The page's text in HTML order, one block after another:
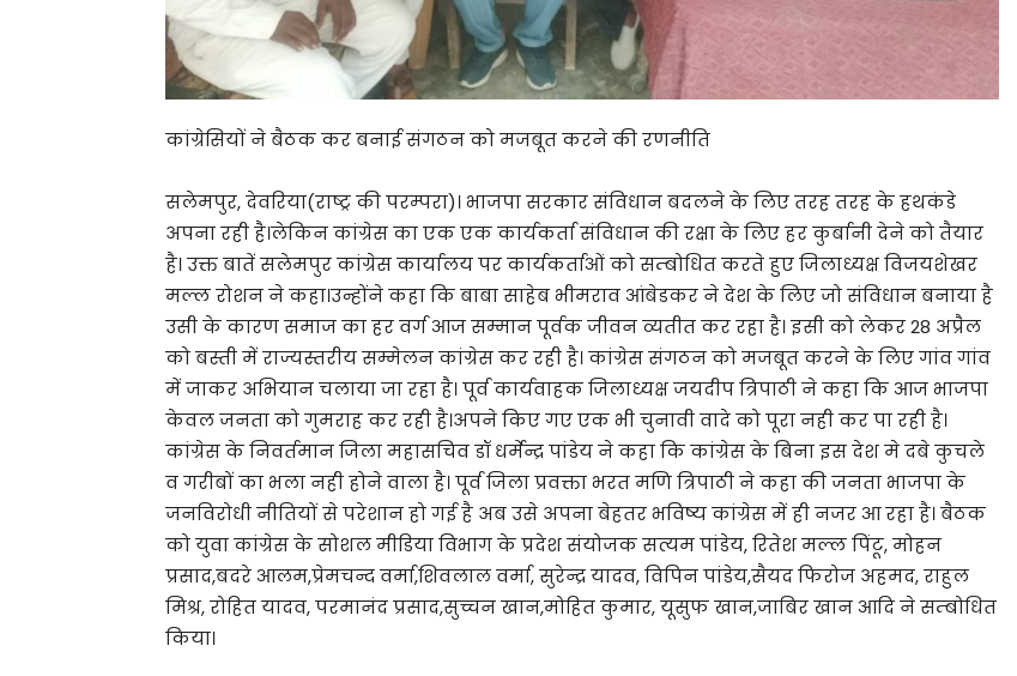
कांग्रेसियों ने बैठक कर बनाई संगठन को मजबूत करने की रणनीति
सलेमपुर, देवरिया(राष्ट्र की परम्परा)। भाजपा सरकार संविधान बदलने के लिए तरह तरह के हथकंडे
अपना रही है।लेकिन कांग्रेस का एक एक कार्यकर्ता संविधान की रक्षा के लिए हर कुर्बानी देने को तैयार
है। उक्त बातें सलेमपुर कांग्रेस कार्यालय पर कार्यकर्ताओं को सम्बोधित करते हुए जिलाध्यक्ष विजयशेखर
मल्ल रोशन ने कहा।उन्होंने कहा कि बाबा साहेब भीमराव आंबेडकर ने देश के लिए जो संविधान बनाया है
उसी के कारण समाज का हर वर्ग आज सम्मान पूर्वक जीवन व्यतीत कर रहा है। इसी को लेकर 28 अप्रैल
को बस्ती में राज्यस्तरीय सम्मेलन कांग्रेस कर रही है। कांग्रेस संगठन को मजबूत करने के लिए गांव गांव
में जाकर अभियान चलाया जा रहा है। पूर्व कार्यवाहक जिलाध्यक्ष जयदीप त्रिपाठी ने कहा कि आज भाजपा
केवल जनता को गुमराह कर रही है।अपने किए गए एक भी चुनावी वादे को पूरा नही कर पा रही है।
कांग्रेस के निवर्तमान जिला महासचिव डॉ धर्मेन्द्र पांडेय ने कहा कि कांग्रेस के बिना इस देश मे दबे कुचले
व गरीबों का भला नही होने वाला है। पूर्व जिला प्रवक्ता भरत मणि त्रिपाठी ने कहा की जनता भाजपा के
जनविरोधी नीतियों से परेशान हो गई है अब उसे अपना बेहतर भविष्य कांग्रेस में ही नजर आ रहा है। बैठक
को युवा कांग्रेस के सोशल मीडिया विभाग के प्रदेश संयोजक सत्यम पांडेय, रितेश मल्ल पिंटू, मोहन
प्रसाद,बदरे आलम,प्रेमचन्द वर्मा,शिवलाल वर्मा, सुरेन्द्र यादव, विपिन पांडेय,सैयद फिरोज अहमद, राहुल
मिश्र, रोहित यादव, परमानंद प्रसाद,सुच्चन खान,मोहित कुमार, यूसुफ खान,जाबिर खान आदि ने सम्बोधित
किया।